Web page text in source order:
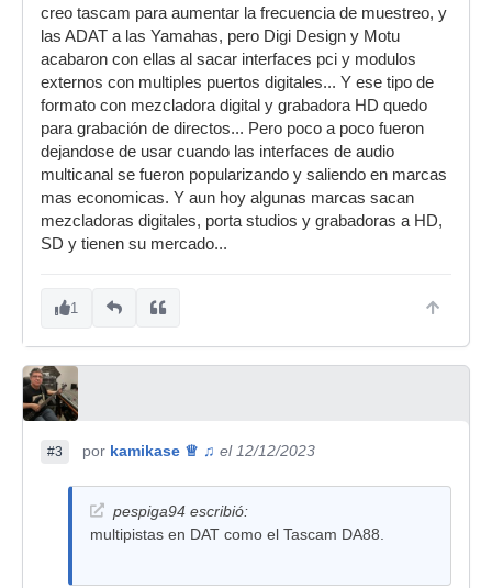
creo tascam para aumentar la frecuencia de muestreo, y
las ADAT a las Yamahas, pero Digi Design y Motu
acabaron con ellas al sacar interfaces pci y modulos
externos con multiples puertos digitales... Y ese tipo de
formato con mezcladora digital y grabadora HD quedo
para grabación de directos... Pero poco a poco fueron
dejandose de usar cuando las interfaces de audio
multicanal se fueron popularizando y saliendo en marcas
mas economicas. Y aun hoy algunas marcas sacan
mezcladoras digitales, porta studios y grabadoras a HD,
SD y tienen su mercado...
1
#3 por kamikase ♕ ♫ el 12/12/2023
pespiga94 escribió:
multipistas en DAT como el Tascam DA88.